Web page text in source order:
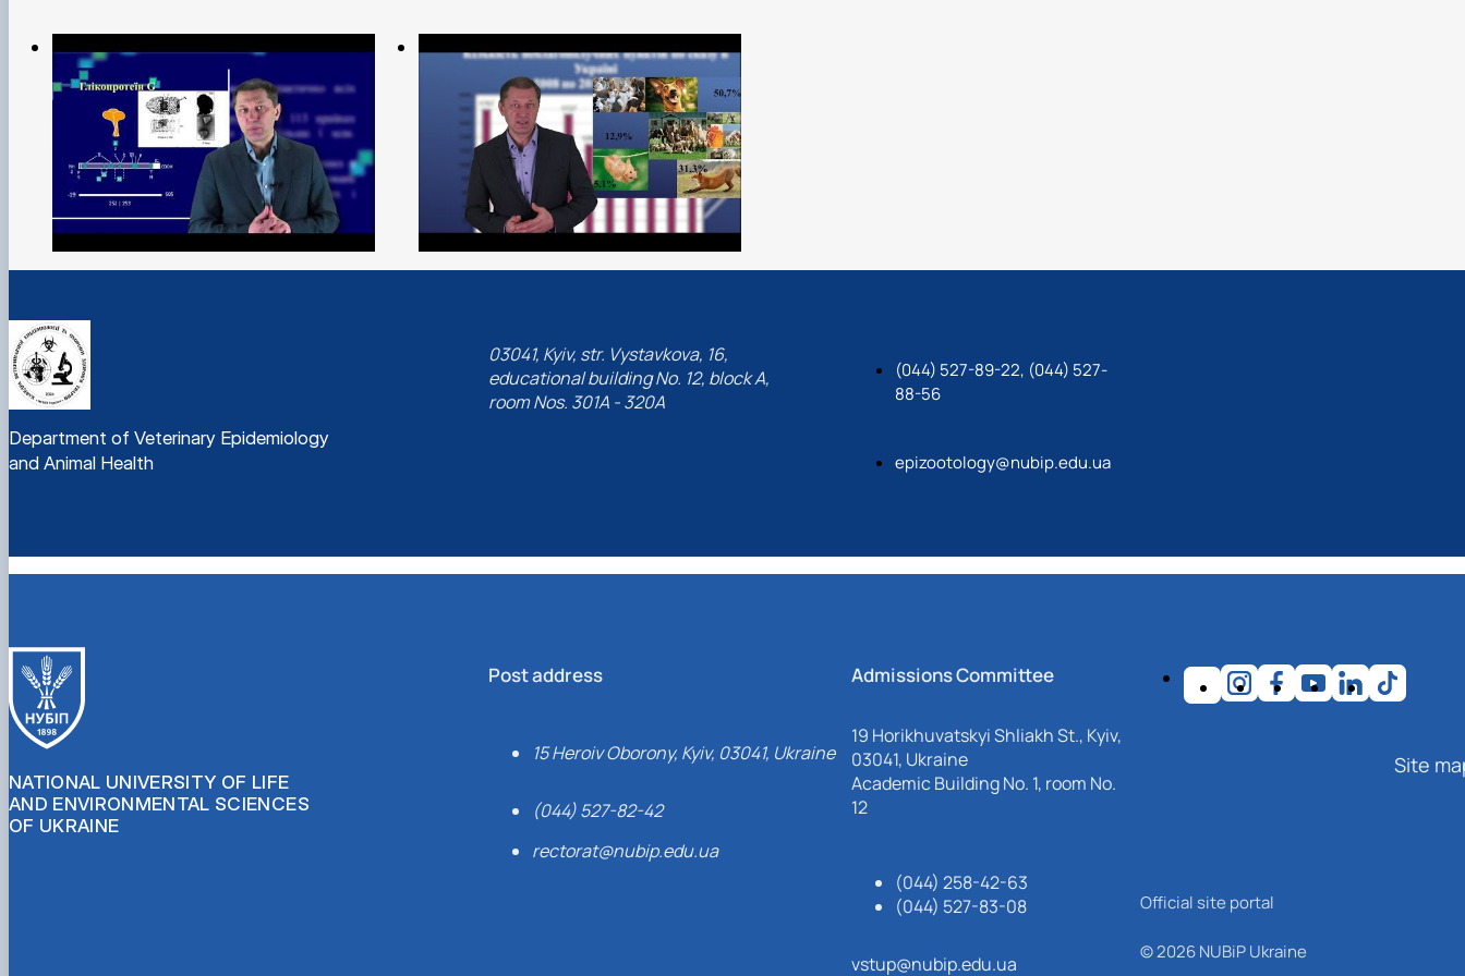
Department of Veterinary Epidemiology
and Animal Health
03041, Kyiv, str. Vystavkova, 16,
educational building No. 12, block A,
room Nos. 301A - 320A
(044) 527-89-22, (044) 527-
88-56
epizootology@nubip.edu.ua
NATIONAL UNIVERSITY OF LIFE
AND ENVIRONMENTAL SCIENCES
OF UKRAINE
Post address
15 Heroiv Oborony, Kyiv, 03041, Ukraine
(044) 527-82-42
rectorat@nubip.edu.ua
Admissions Committee
19 Horikhuvatskyi Shliakh St., Kyiv,
03041, Ukraine
Academic Building No. 1, room No.
12
(044) 258-42-63
(044) 527-83-08
vstup@nubip.edu.ua
Site
Official site portal
© 2026 NUBiP Ukraine